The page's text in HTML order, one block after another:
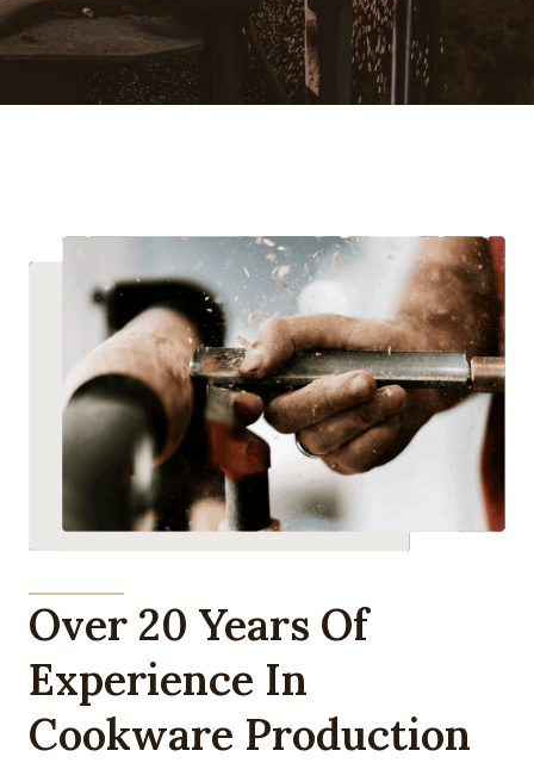
Over 20 Years Of
Experience In
Cookware Production